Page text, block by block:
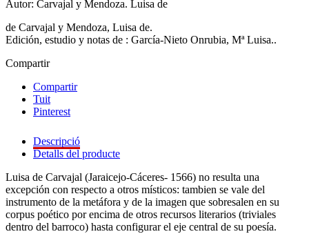
Autor: Carvajal y Mendoza. Luisa de
de Carvajal y Mendoza, Luisa de.
Edición, estudio y notas de : García-Nieto Onrubia, Mª Luisa..
Compartir
Compartir
Tuit
Pinterest
Descripció
Detalls del producte
Luisa de Carvajal (Jaraicejo-Cáceres- 1566) no resulta una
excepción con respecto a otros místicos: tambien se vale del
instrumento de la metáfora y de la imagen que sobresalen en su
corpus poético por encima de otros recursos literarios (triviales
dentro del barroco) hasta configurar el eje central de su poesía.